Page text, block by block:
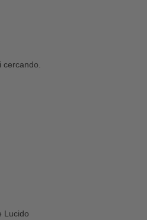
cercando.
Lucido